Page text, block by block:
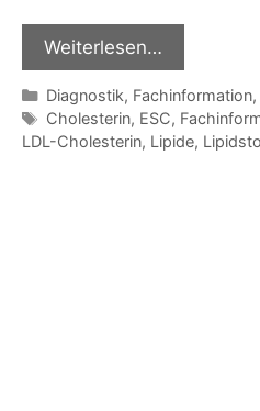
Weiterlesen…
Kategorien
Diagnostik, Fachinformation,
Schlagwörter
Cholesterin, ESC,
LDL-Cholesterin, Lipide,